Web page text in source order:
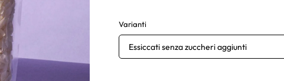
Varianti
Essiccati senza zuccheri aggiunti